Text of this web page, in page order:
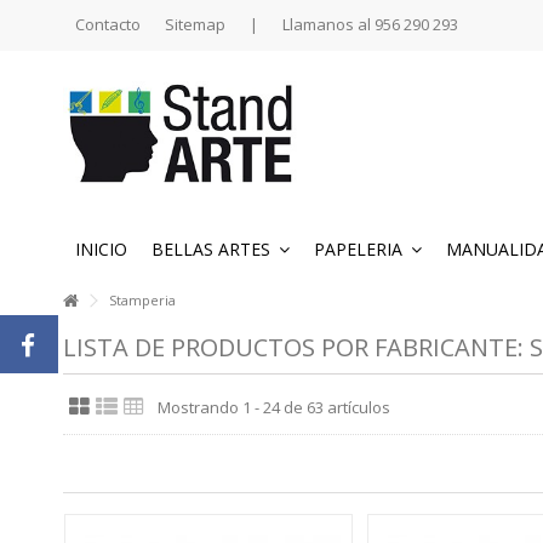
Contacto Sitemap | Llamanos al 956 290 293
INICIO BELLAS ARTES PAPELERIA
Stamperia
LISTA DE PRODUCTOS POR FABRICANTE:
Mostrando 1 - 24 de 63 artículos